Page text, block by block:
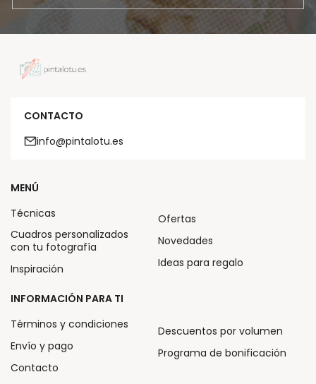
CONTACTO
info@pintalotu.es
MENÚ
Técnicas
Cuadros personalizados
con tu fotografía
Inspiración
Ofertas
Novedades
Ideas para regalo
INFORMACIÓN PARA TI
Términos y condiciones
Envío y pago
Contacto
Descuentos por volumen
Programa de bonificación